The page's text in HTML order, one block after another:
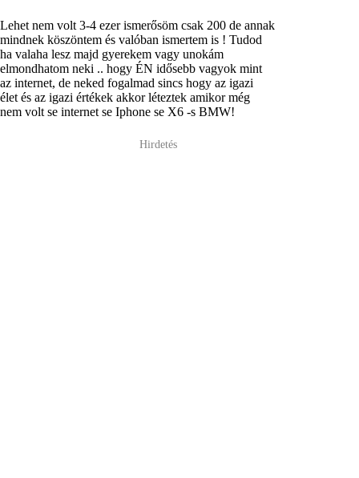
Lehet nem volt 3-4 ezer ismerősöm csak 200 de annak
mindnek köszöntem és valóban ismertem is ! Tudod
ha valaha lesz majd gyerekem vagy unokám
elmondhatom neki .. hogy ÉN idősebb vagyok mint
az internet, de neked fogalmad sincs hogy az igazi
élet és az igazi értékek akkor léteztek amikor még
nem volt se internet se Iphone se X6 -s BMW!
Hirdetés